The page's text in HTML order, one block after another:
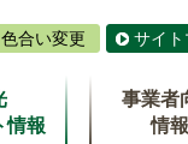
合い変更 サイ
情報
事業者
情報